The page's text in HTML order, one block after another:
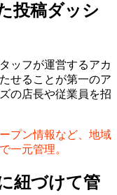
投稿ダッシ
ッフが運営するアカ
せることが第一のア
の店長や従業員を招
プン情報など、地域
一元管理。
紐づけて管